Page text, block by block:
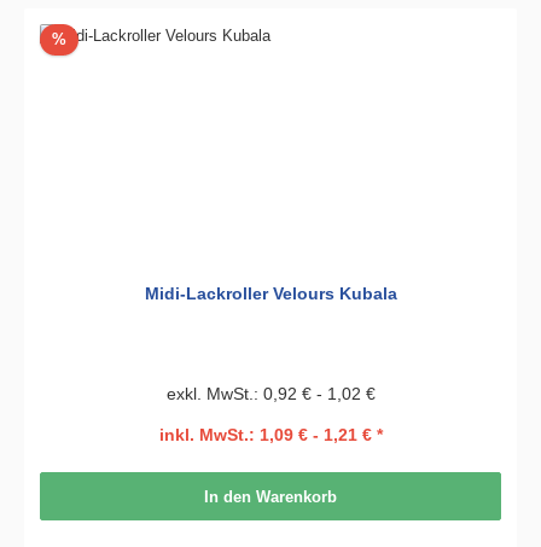
%Rabatt
Midi-Lackroller Velours Kubala
exkl. MwSt.: 0,92 € - 1,02 €
inkl. MwSt.: 1,09 € - 1,21 € *
In den Warenkorb